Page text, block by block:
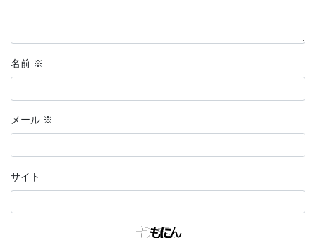
名前 ※
メール ※
サイト